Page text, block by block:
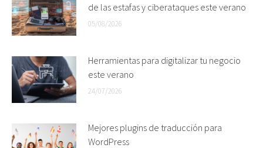
de las estafas y ciberataques este verano
05/08/2026
Herramientas para digitalizar tu negocio
este verano
24/07/2026
Mejores plugins de traducción para
WordPress